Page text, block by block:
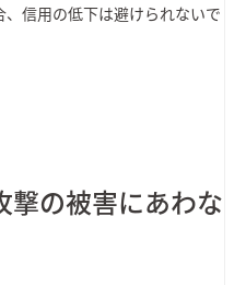
信用の低下は避けられないで
撃の被害にあわな